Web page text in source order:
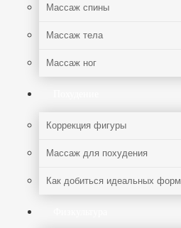
Массаж спины
Массаж тела
Массаж ног
Коррекция фигуры
Массаж для похудения
Как добиться идеальных форм